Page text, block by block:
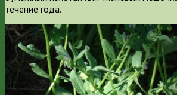
течение года.